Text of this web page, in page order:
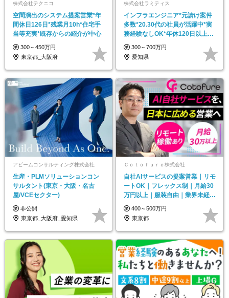
株式会社テクニコ
空間演出のシステム提案営業*年
間休日126日*残業月10h*住宅手
当等充実*既存からの紹介が中心
300～450万円
東京都_大阪府
株式会社ラミティス
インフラエンジニア*元請け案件
多数*20.30代の社員が活躍中*実
務経験なしOK*年休120日以上*
夜勤なし
300～700万円
愛知県
アビームコンサルティング株式会社
生産・PLMソリューションコン
サルタント(東京・大阪・名古
屋/VCEセクター)
非公開
東京都_大阪府_愛知県
Ｃｏｔｏｆｕｒｅ株式会社
自社AIサービスの提案営業｜リモ
ートOK｜フレックス制｜月給30
万円以上｜服装自由｜業界未経験
OK
400～500万円
東京都